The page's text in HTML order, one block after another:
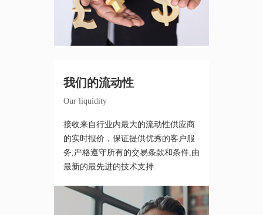
我们的流动性
Our liquidity
接收来自行业内最大的流动性供应商
的实时报价，保证提供优秀的客户服
务,严格遵守所有的交易条款和条件,由
最新的最先进的技术支持.